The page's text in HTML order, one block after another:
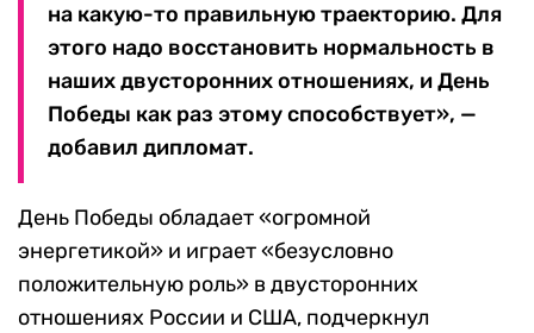
на какую-то правильную траекторию. Для
этого надо восстановить нормальность в
наших двусторонних отношениях, и День
Победы как раз этому способствует», —
добавил дипломат.
День Победы обладает «огромной
энергетикой» и играет «безусловно
положительную роль» в двусторонних
отношениях России и США, подчеркнул